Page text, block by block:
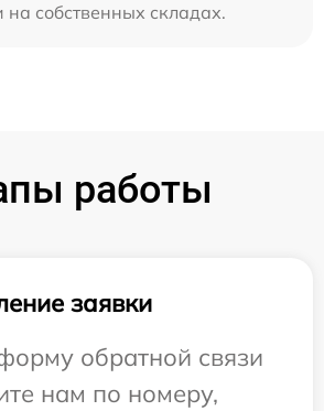
на собственных складах.
работы
заявки
обратной связи
нам по номеру,